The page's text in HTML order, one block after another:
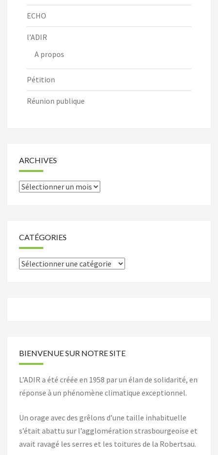
ECHO
l’ADIR
A propos
Pétition
Réunion publique
ARCHIVES
Archives
CATÉGORIES
Catégories
BIENVENUE SUR NOTRE SITE
L’ADIR a été créée en 1958 par un élan de solidarité, en
réponse à un phénomène climatique exceptionnel.
Un orage avec des grêlons d’une taille inhabituelle
s’était abattu sur l’agglomération strasbourgeoise et
avait ravagé les serres et les toitures de la Robertsau.